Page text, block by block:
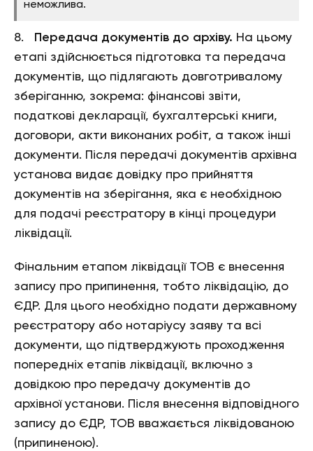
неможлива.
8. Передача документів до архіву. На цьому
етапі здійснюється підготовка та передача
документів, що підлягають довготривалому
зберіганню, зокрема: фінансові звіти,
податкові декларації, бухгалтерські книги,
договори, акти виконаних робіт, а також інші
документи. Після передачі документів архівна
установа видає довідку про прийняття
документів на зберігання, яка є необхідною
для подачі реєстратору в кінці процедури
ліквідації.
Фінальним етапом ліквідації ТОВ є внесення
запису про припинення, тобто ліквідацію, до
ЄДР. Для цього необхідно подати державному
реєстратору або нотаріусу заяву та всі
документи, що підтверджують проходження
попередніх етапів ліквідації, включно з
довідкою про передачу документів до
архівної установи. Після внесення відповідного
запису до ЄДР, ТОВ вважається ліквідованою
(припиненою).